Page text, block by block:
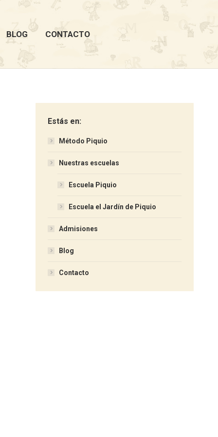
BLOG CONTACTO
Estás en:
Método Piquio
Nuestras escuelas
Escuela Piquio
Escuela el Jardín de Piquio
Admisiones
Blog
Contacto